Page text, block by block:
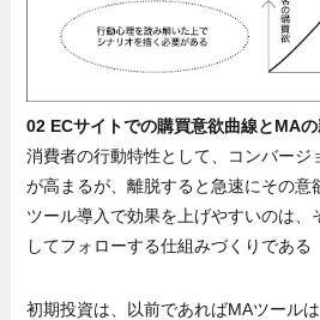
02 ECサイトでの購買意欲曲線とMA
消費者の行動特性として、コンバージ
が高まるが、離脱すると急速にその意
ツール導入で効果を上げやすいのは、
してフォローする仕組みづくりである
初期投資は、以前であればMAツール